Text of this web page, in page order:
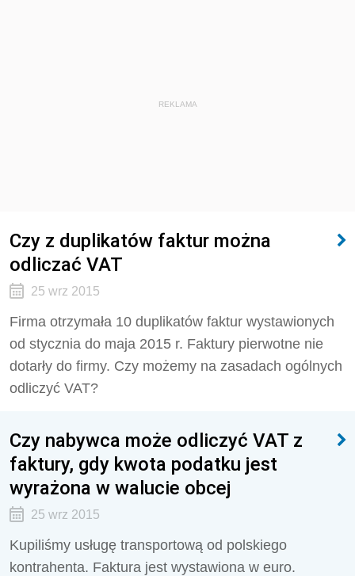
REKLAMA
Czy z duplikatów faktur można
odliczać VAT
25 wrz 2015
Firma otrzymała 10 duplikatów faktur wystawionych
od stycznia do maja 2015 r. Faktury pierwotne nie
dotarły do firmy. Czy możemy na zasadach ogólnych
odliczyć VAT?
Czy nabywca może odliczyć VAT z
faktury, gdy kwota podatku jest
wyrażona w walucie obcej
25 wrz 2015
Kupiliśmy usługę transportową od polskiego
kontrahenta. Faktura jest wystawiona w euro.